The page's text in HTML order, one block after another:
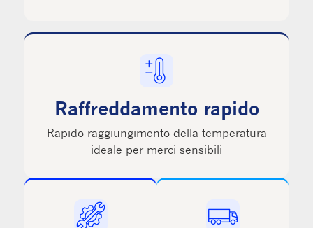
Raffreddamento rapido
Rapido raggiungimento della temperatura
ideale per merci sensibili